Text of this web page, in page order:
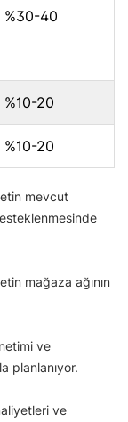
%30-40
%10-20
%10-20
mevcut
mağaza ağının
ve
planlanıyor.
ve